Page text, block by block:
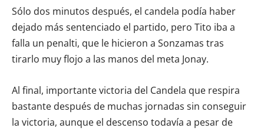
Sólo dos minutos después, el candela podía haber
dejado más sentenciado el partido, pero Tito iba a
falla un penalti, que le hicieron a Sonzamas tras
tirarlo muy flojo a las manos del meta Jonay.
Al final, importante victoria del Candela que respira
bastante después de muchas jornadas sin conseguir
la victoria, aunque el descenso todavía a pesar de